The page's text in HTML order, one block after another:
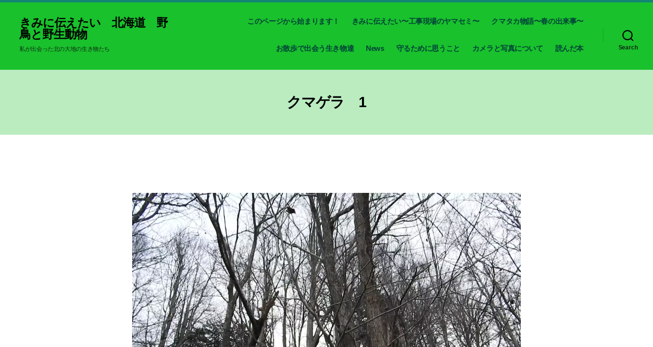
きみに伝えたい 北海道 野
鳥と野生動物
私が出会った北の大地の生き物たち
このページから始まります！ きみに伝えたい〜工事現場のヤマセミ〜 クマタカ物語〜春の出来事〜
お散歩で出会う生き物達 News 守るために思うこと カメラと写真について 読んだ本 Search
クマゲラ 1